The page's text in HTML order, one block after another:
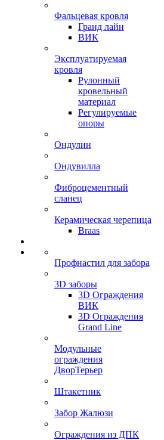
Фальцевая кровля
Гранд лайн
ВИК
Эксплуатируемая
кровля
Рулонный
кровельный
материал
Регулируемые
опоры
Ондулин
Ондувилла
Фиброцементный
сланец
Керамическая черепица
Braas
Профнастил для забора
3D заборы
3D Ограждения
ВИК
3D Ограждения
Grand Line
Модульные
ограждения
ДворТерьер
Штакетник
Забор Жалюзи
Ограждения из ДПК